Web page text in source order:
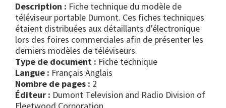
Description : Fiche technique du modèle de
téléviseur portable Dumont. Ces fiches techniques
étaient distribuées aux détaillants d'électronique
lors des foires commerciales afin de présenter les
derniers modèles de téléviseurs.
Type de document :
fiche technique
Langue : Français Anglais
Nombre de pages : 2
Éditeur : Dumont Television and Radio Division of